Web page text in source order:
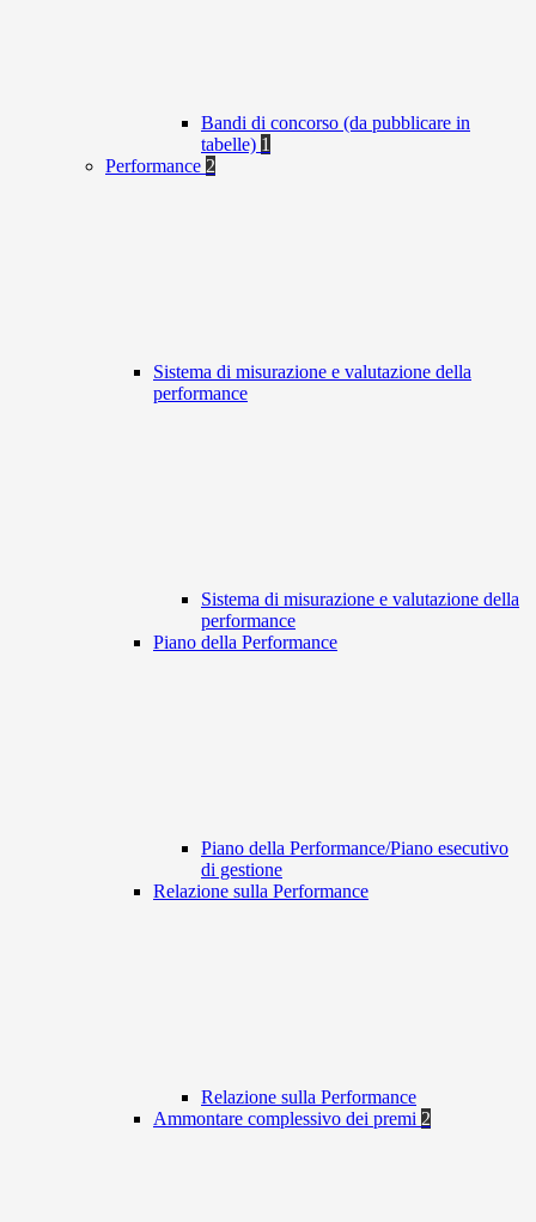
Bandi di concorso (da pubblicare in
tabelle) 1
Performance 2
Sistema di misurazione e valutazione della
performance
Sistema di misurazione e valutazione della
performance
Piano della Performance
Piano della Performance/Piano esecutivo
di gestione
Relazione sulla Performance
Relazione sulla Performance
Ammontare complessivo dei premi 2